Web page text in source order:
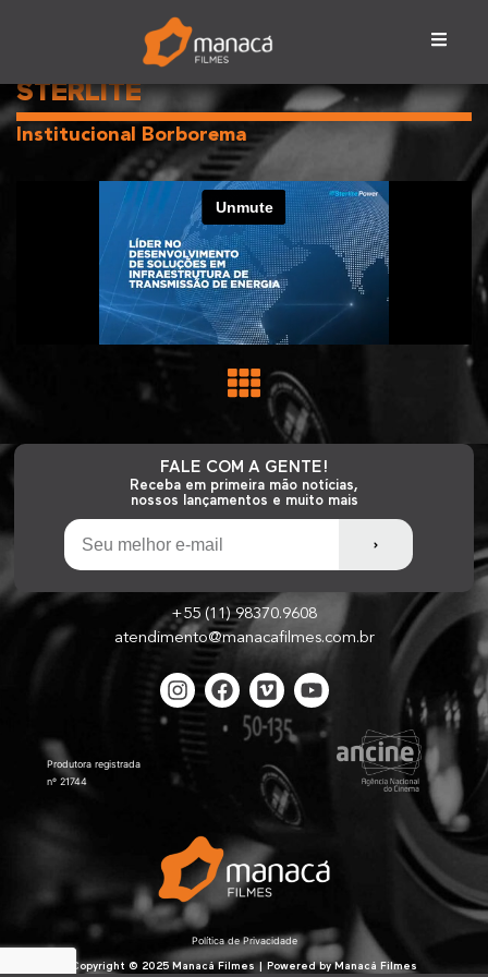
STERLITE
Institucional Borborema
FALE COM A GENTE!
Receba em primeira mão notícias,
nossos lançamentos e muito mais
+55 (11) 98370.9608
atendimento@manacafilmes.com.br
Produtora registrada
nº 21744
Política de Privacidade
Copyright © 2025 Manacá Filmes | Powered by Manacá Filmes